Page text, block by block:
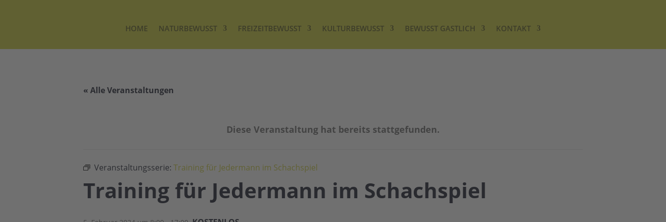
HOME NATURBEWUSST FREIZEITBEWUSST KULTURBEWUSST BEWUSST GASTLICH KONTAKT
« Alle Veranstaltungen
Diese Veranstaltung hat bereits stattgefunden.
Veranstaltungsserie: Training für Jedermann im Schachspiel
Training für Jedermann im Schachspiel